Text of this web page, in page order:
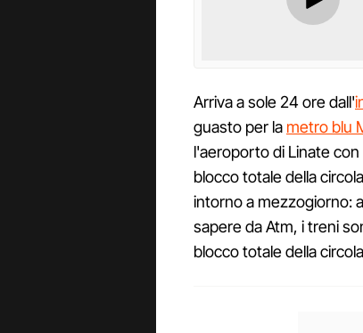
Arriva a sole 24 ore dall'
guasto per la metro blu
l'aeroporto di Linate
blocco totale della
intorno a mezzogiorno:
sapere da Atm, i treni
blocco totale della